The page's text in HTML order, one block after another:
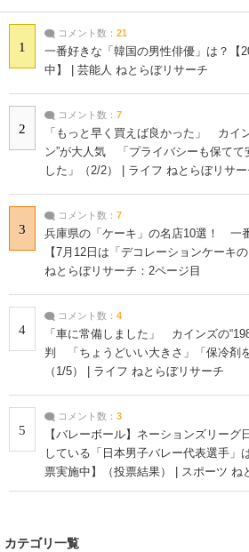
1
コメント数： 21
一番好きな「韓国の男性俳優」は？【
中】 | 芸能人 ねとらぼリサーチ
2
コメント数： 7
「もっと早く買えば良かった」 カイ
ン”が大人気 「プライバシーも保てて
した」（2/2） | ライフ ねとらぼリサ
3
コメント数： 7
兵庫県の「ケーキ」の名店10選！ 一
【7月12日は「デコレーションケーキ
ねとらぼリサーチ：2ページ目
4
コメント数： 4
「車に常備しました」 カインズの
判 「ちょうどいい大きさ」「保冷剤
（1/5） | ライフ ねとらぼリサーチ
5
コメント数： 3
【バレーボール】ネーションズリーグ
している「日本男子バレー代表選手」
票実施中】（投票結果） | スポーツ ね
カテゴリ一覧